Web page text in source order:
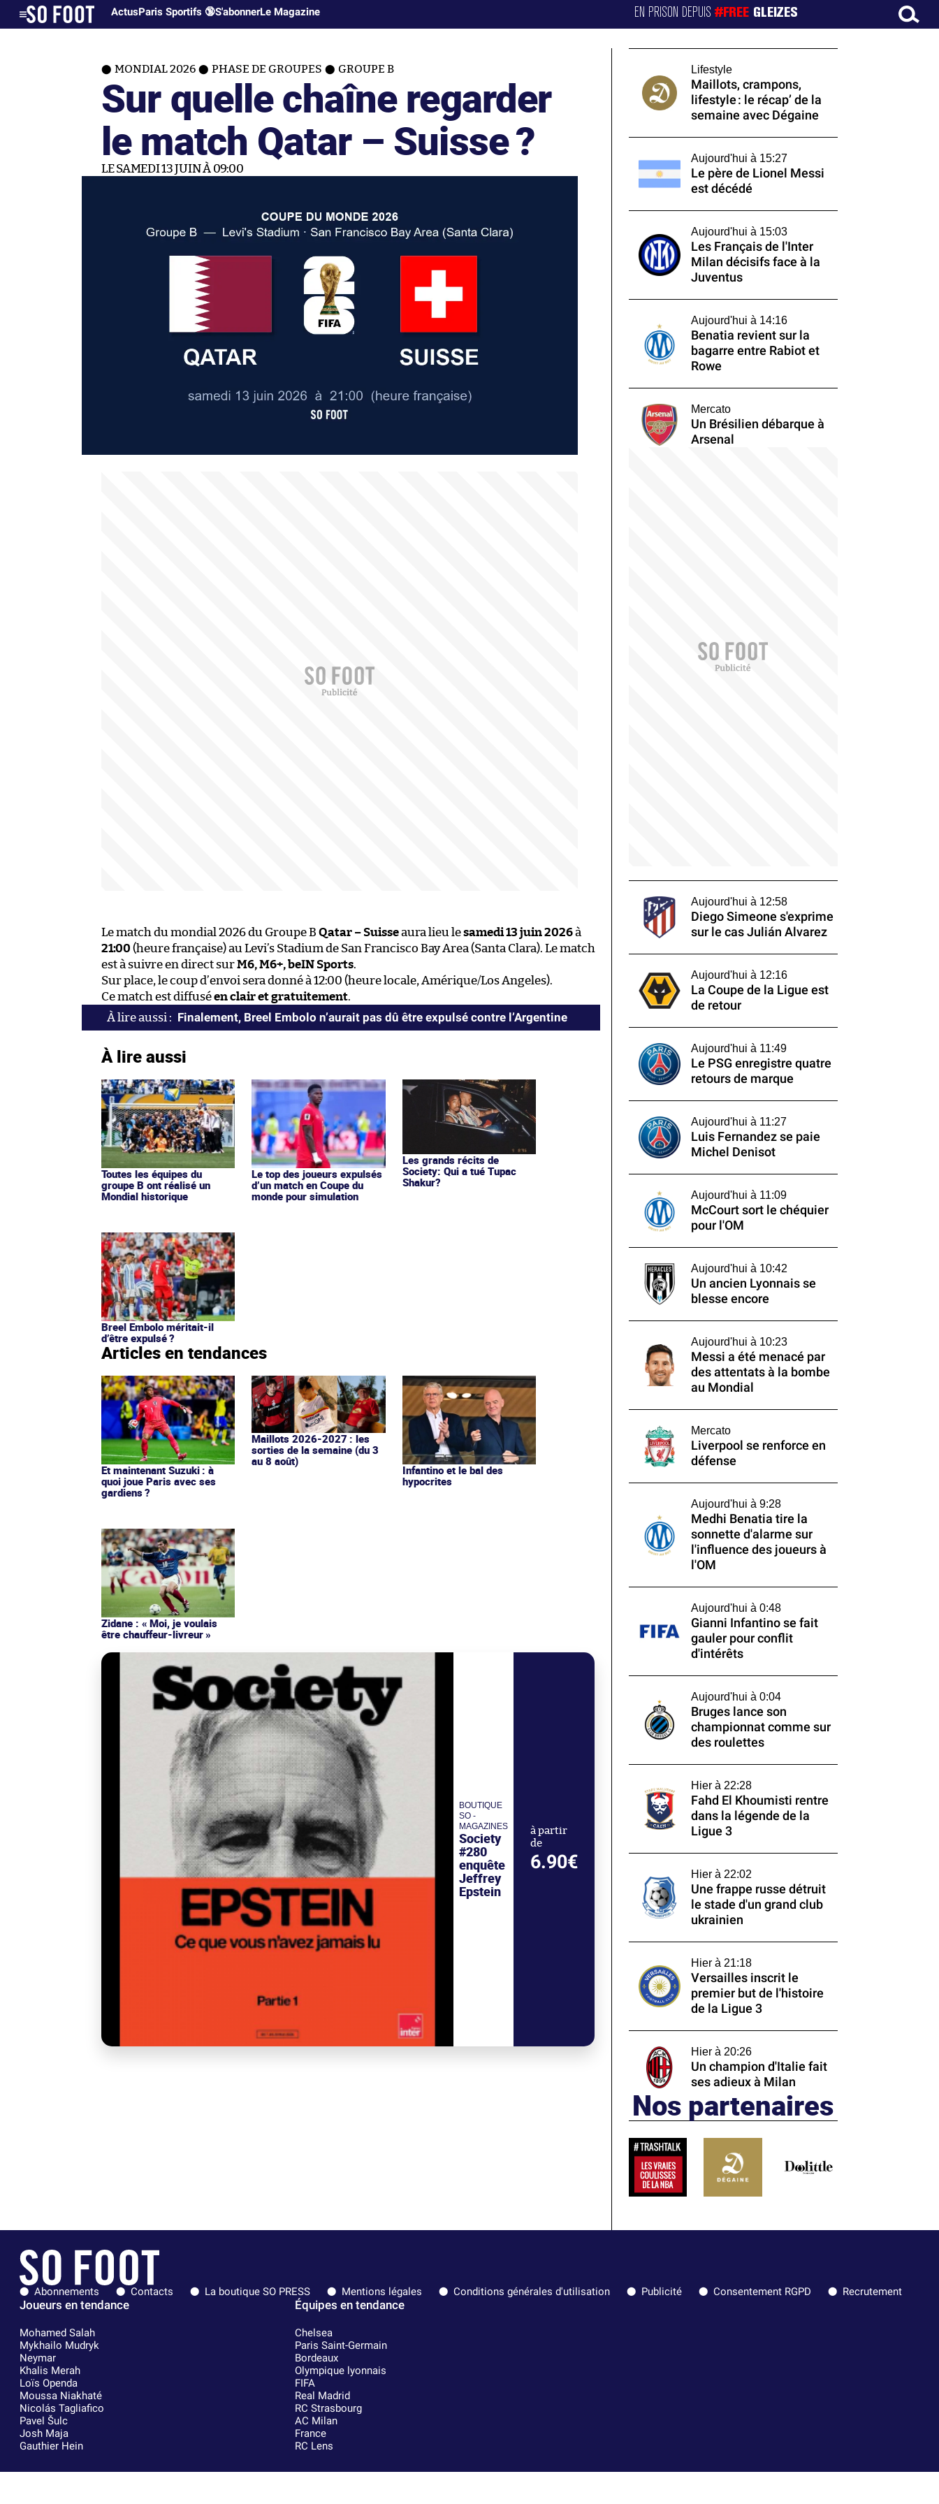
ActusParis Sportifs 🔞S'abonnerLe Magazine EN PRISON DEPUIS#FREE GLEIZES
MONDIAL 2026 PHASE DE GROUPES GROUPE B
Sur quelle chaîne regarder
le match Qatar – Suisse ?
LE SAMEDI 13 JUIN À 09:00
Le match du mondial 2026 du Groupe B Qatar – Suisseaura lieu lesamedi 13 juin 2026à
21:00 (heure française) au Levi’s Stadium de San Francisco Bay Area (Santa Clara). Le match
est à suivre en direct surM6, M6+, beIN Sports.
Sur place, le coup d’envoi sera donné à 12:00 (heure locale, Amérique/Los Angeles).
Ce match est diffuséen clair et gratuitement.
Finalement, Breel Embolo n’aurait pas dû être expulsé contre l’Argentine
À lire aussi
Toutes les équipes du
groupe B ont réalisé un
Mondial historique
Le top des joueurs expulsés
d’un match en Coupe du
monde pour simulation
Les grands récits de
Society: Qui a tué Tupac
Shakur?
Breel Embolo méritait-il
d’être expulsé ?
Articles en tendances
Et maintenant Suzuki : à
quoi joue Paris avec ses
gardiens ?
Maillots 2026-2027 : les
sorties de la semaine (du 3
au 8 août)
Infantino et le bal des
hypocrites
Zidane : « Moi, je voulais
être chauffeur-livreur »
BOUTIQUE
SO -
MAGAZINES
Society
#280
enquête
Jeffrey
Epstein
à partir
de
6.90€
Lifestyle
Maillots, crampons,
lifestyle : le récap’ de la
semaine avec Dégaine
Aujourd'hui à 15:27
Le père de Lionel Messi
est décédé
Aujourd'hui à 15:03
Les Français de l'Inter
Milan décisifs face à la
Juventus
Aujourd'hui à 14:16
Benatia revient sur la
bagarre entre Rabiot et
Rowe
Mercato
Un Brésilien débarque à
Arsenal
Aujourd'hui à 12:58
Diego Simeone s'exprime
sur le cas Julián Alvarez
Aujourd'hui à 12:16
La Coupe de la Ligue est
de retour
Aujourd'hui à 11:49
Le PSG enregistre quatre
retours de marque
Aujourd'hui à 11:27
Luis Fernandez se paie
Michel Denisot
Aujourd'hui à 11:09
McCourt sort le chéquier
pour l'OM
Aujourd'hui à 10:42
Un ancien Lyonnais se
blesse encore
Aujourd'hui à 10:23
Messi a été menacé par
des attentats à la bombe
au Mondial
Mercato
Liverpool se renforce en
défense
Aujourd'hui à 9:28
Medhi Benatia tire la
sonnette d'alarme sur
l'influence des joueurs à
l'OM
Aujourd'hui à 0:48
Gianni Infantino se fait
gauler pour conflit
d'intérêts
Aujourd'hui à 0:04
Bruges lance son
championnat comme sur
des roulettes
Hier à 22:28
Fahd El Khoumisti rentre
dans la légende de la
Ligue 3
Hier à 22:02
Une frappe russe détruit
le stade d'un grand club
ukrainien
Hier à 21:18
Versailles inscrit le
premier but de l'histoire
de la Ligue 3
Hier à 20:26
Un champion d'Italie fait
ses adieux à Milan
Nos partenaires
Abonnements Contacts La boutique SO PRESS Mentions légales Conditions générales d'utilisation Publicité Consentement RGPD Recrutement
Joueurs en tendance
Mohamed Salah
Mykhailo Mudryk
Neymar
Khalis Merah
Loïs Openda
Moussa Niakhaté
Nicolás Tagliafico
Pavel Šulc
Josh Maja
Gauthier Hein
Équipes en tendance
Chelsea
Paris Saint-Germain
Bordeaux
Olympique lyonnais
FIFA
Real Madrid
RC Strasbourg
AC Milan
France
RC Lens